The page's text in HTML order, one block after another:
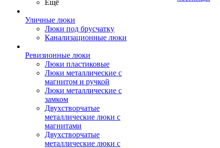
Ещё
Уличные люки
Люки под брусчатку
Канализационные люки
Ревизионные люки
Люки пластиковые
Люки металлические с
магнитом и ручкой
Люки металлические с
замком
Двухстворчатые
металлические люки с
магнитами
Двухстворчатые
металлические люки с